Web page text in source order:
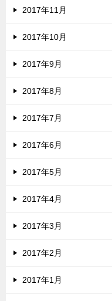
2017年11月
2017年10月
2017年9月
2017年8月
2017年7月
2017年6月
2017年5月
2017年4月
2017年3月
2017年2月
2017年1月